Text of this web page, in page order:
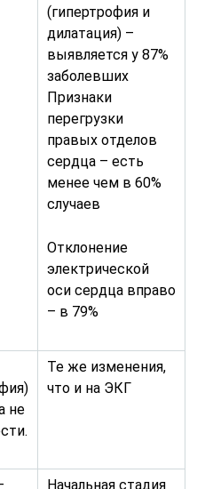
(гипертрофия и
дилатация) –
выявляется у 87%
заболевших
Признаки
перегрузки
правых отделов
сердца – есть
менее чем в 60%
случаев
Отклонение
электрической
оси сердца вправо
– в 79%
не
Те же изменения,
что и на ЭКГ
Начальная стадия